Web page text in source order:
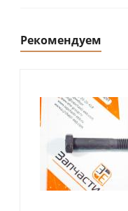
Рекомендуем